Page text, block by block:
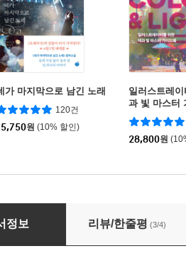
가 마지막으로 남긴 노래
120건
원 (10% 할인)
일러스트레
과 빛 마스터
OLOR &
28,800원
입문
정보 리뷰/한줄평 (3/4)